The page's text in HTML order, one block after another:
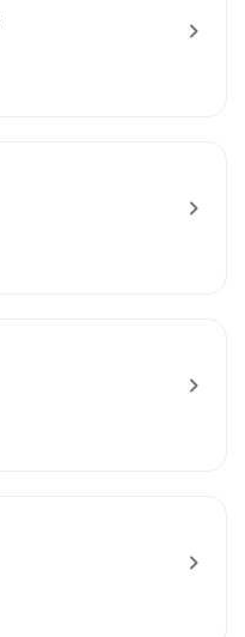
chevron_right
chevron_right
chevron_right
chevron_right